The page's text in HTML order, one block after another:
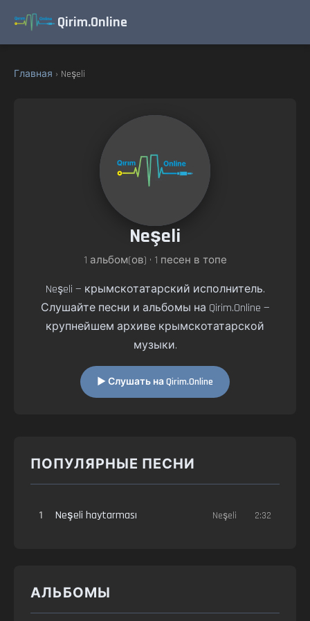
Qirim.Online
Главная › Neşeli
Neşeli
1 альбом(ов) • 1 песен в топе
Neşeli — крымскотатарский исполнитель.
Слушайте песни и альбомы на Qirim.Online —
крупнейшем архиве крымскотатарской
музыки.
▶ Слушать на Qirim.Online
ПОПУЛЯРНЫЕ ПЕСНИ
1 Neşeli haytarması Neşeli 2:32
АЛЬБОМЫ